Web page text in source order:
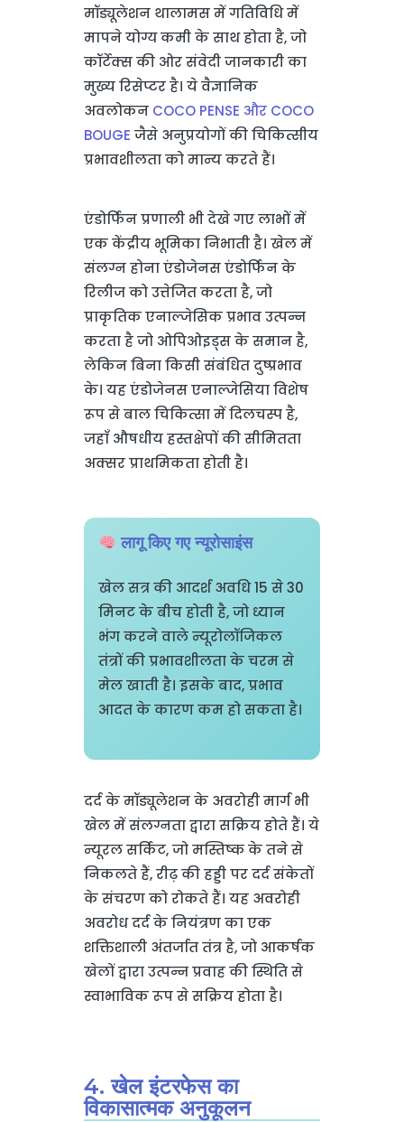
मॉड्यूलेशन थालामस में गतिविधि में
मापने योग्य कमी के साथ होता है, जो
कॉर्टेक्स की ओर संवेदी जानकारी का
मुख्य रिसेप्टर है। ये वैज्ञानिक
अवलोकन COCO PENSE और COCO
BOUGE जैसे अनुप्रयोगों की चिकित्सीय
प्रभावशीलता को मान्य करते हैं।
एंडोर्फिन प्रणाली भी देखे गए लाभों में
एक केंद्रीय भूमिका निभाती है। खेल में
संलग्न होना एंडोजेनस एंडोर्फिन के
रिलीज को उत्तेजित करता है, जो
प्राकृतिक एनाल्जेसिक प्रभाव उत्पन्न
करता है जो ओपिओइड्स के समान है,
लेकिन बिना किसी संबंधित दुष्प्रभाव
के। यह एंडोजेनस एनाल्जेसिया विशेष
रूप से बाल चिकित्सा में दिलचस्प है,
जहाँ औषधीय हस्तक्षेपों की सीमितता
अक्सर प्राथमिकता होती है।
लागू किए गए न्यूरोसाइंस
खेल सत्र की आदर्श अवधि 15 से 30
मिनट के बीच होती है, जो ध्यान
भंग करने वाले न्यूरोलॉजिकल
तंत्रों की प्रभावशीलता के चरम से
मेल खाती है। इसके बाद, प्रभाव
आदत के कारण कम हो सकता है।
दर्द के मॉड्यूलेशन के अवरोही मार्ग भी
खेल में संलग्नता द्वारा सक्रिय होते हैं। ये
न्यूरल सर्किट, जो मस्तिष्क के तने से
निकलते हैं, रीढ़ की हड्डी पर दर्द संकेतों
के संचरण को रोकते हैं। यह अवरोही
अवरोध दर्द के नियंत्रण का एक
शक्तिशाली अंतर्जात तंत्र है, जो आकर्षक
खेलों द्वारा उत्पन्न प्रवाह की स्थिति से
स्वाभाविक रूप से सक्रिय होता है।
4. खेल इंटरफेस का
विकासात्मक अनुकूलन